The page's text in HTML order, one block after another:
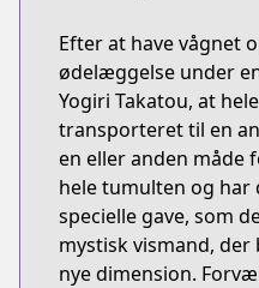
Efter at have vågnet
ødelæggelse under
Yogiri Takatou, at
transporteret til en
en eller anden måde
hele tumulten og
specielle gave, som
mystisk vismand,
nye dimension.